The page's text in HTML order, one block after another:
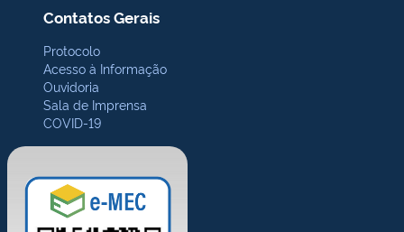
Contatos Gerais
Protocolo
Acesso à Informação
Ouvidoria
Sala de Imprensa
COVID-19